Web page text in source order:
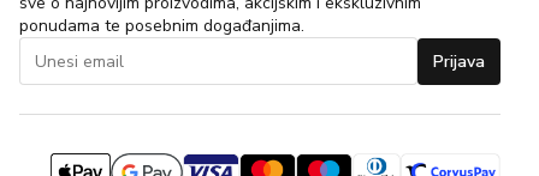
ponudama te posebnim događanjima.
Prijava